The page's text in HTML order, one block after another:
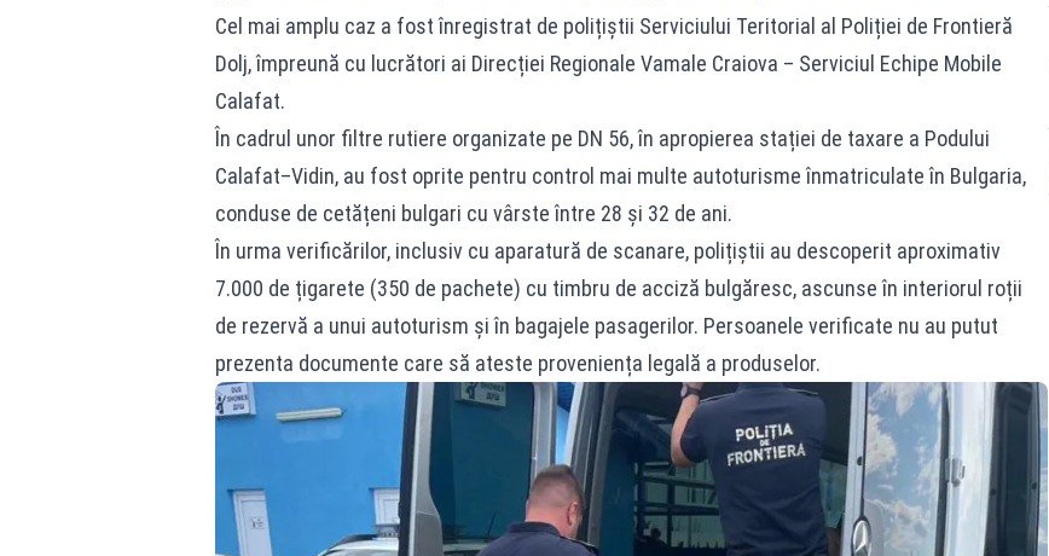
Cel mai amplu caz a fost înregistrat de polițiștii Serviciului Teritorial al Poliției de Frontieră
Dolj, împreună cu lucrători ai Direcției Regionale Vamale Craiova – Serviciul Echipe Mobile
Calafat.
În cadrul unor filtre rutiere organizate pe DN 56, în apropierea stației de taxare a Podului
Calafat–Vidin, au fost oprite pentru control mai multe autoturisme înmatriculate în Bulgaria,
conduse de cetățeni bulgari cu vârste între 28 și 32 de ani.
În urma verificărilor, inclusiv cu aparatură de scanare, polițiștii au descoperit aproximativ
7.000 de țigarete (350 de pachete) cu timbru de acciză bulgăresc, ascunse în interiorul roții
de rezervă a unui autoturism și în bagajele pasagerilor. Persoanele verificate nu au putut
prezenta documente care să ateste proveniența legală a produselor.